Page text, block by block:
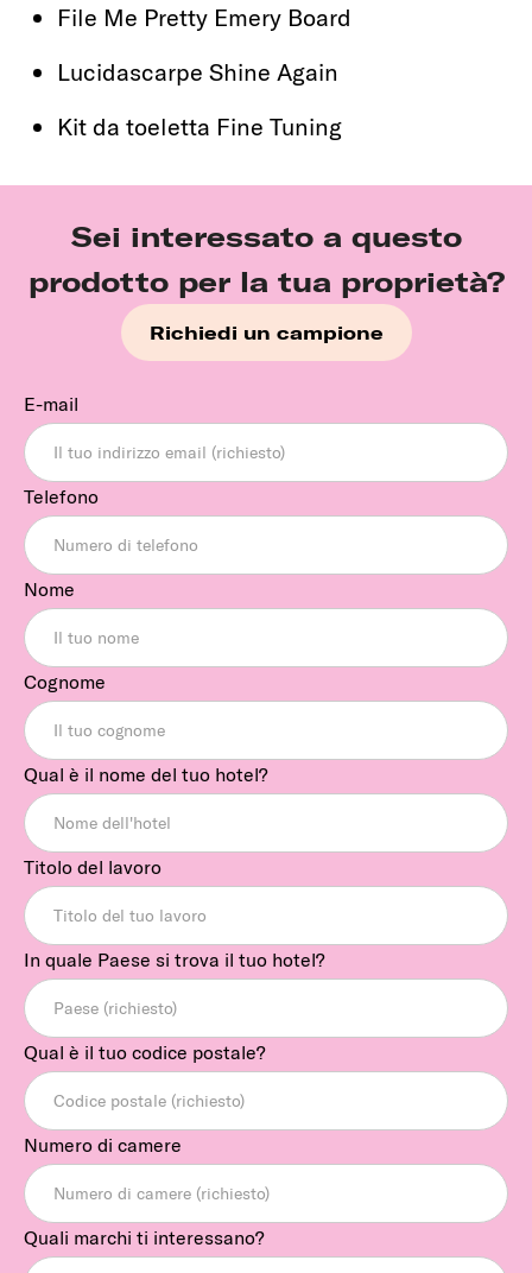
File Me Pretty Emery Board
Lucidascarpe Shine Again
Kit da toeletta Fine Tuning
Sei interessato a questo
prodotto per la tua proprietà?
Richiedi un campione
E-mail
Telefono
Nome
Cognome
Qual è il nome del tuo hotel?
Titolo del lavoro
In quale Paese si trova il tuo hotel?
Qual è il tuo codice postale?
Numero di camere
Quali marchi ti interessano?